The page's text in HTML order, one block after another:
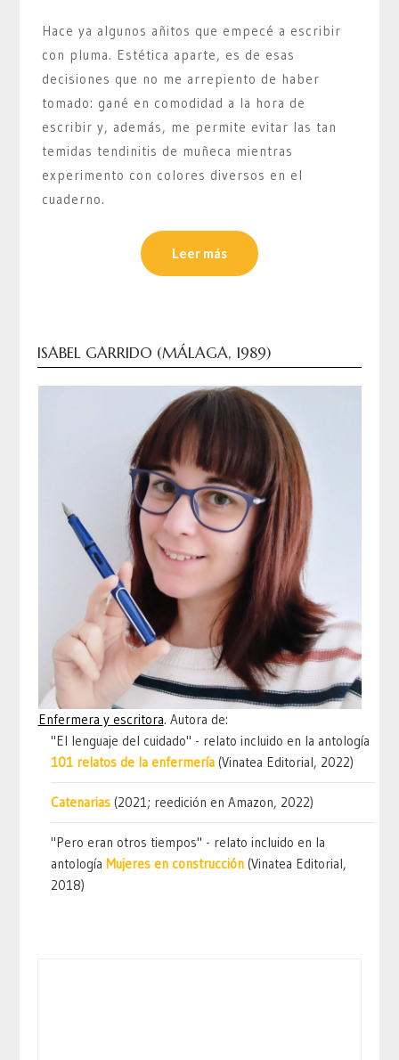
Hace ya algunos añitos que empecé a escribir
con pluma. Estética aparte, es de esas
decisiones que no me arrepiento de haber
tomado: gané en comodidad a la hora de
escribir y, además, me permite evitar las tan
temidas tendinitis de muñeca mientras
experimento con colores diversos en el
cuaderno.
Leer más
ISABEL GARRIDO (MÁLAGA, 1989)
Enfermera y escritora. Autora de:
"El lenguaje del cuidado" - relato incluido en la antología
101 relatos de la enfermería (Vinatea Editorial, 2022)
Catenarias (2021; reedición en Amazon, 2022)
"Pero eran otros tiempos" - relato incluido en la
antología Mujeres en construcción (Vinatea Editorial,
2018)